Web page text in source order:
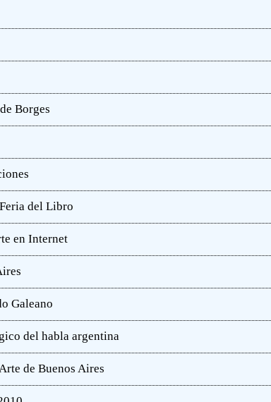
Borges
del Libro
en Internet
Galeano
del habla argentina
de Buenos Aires